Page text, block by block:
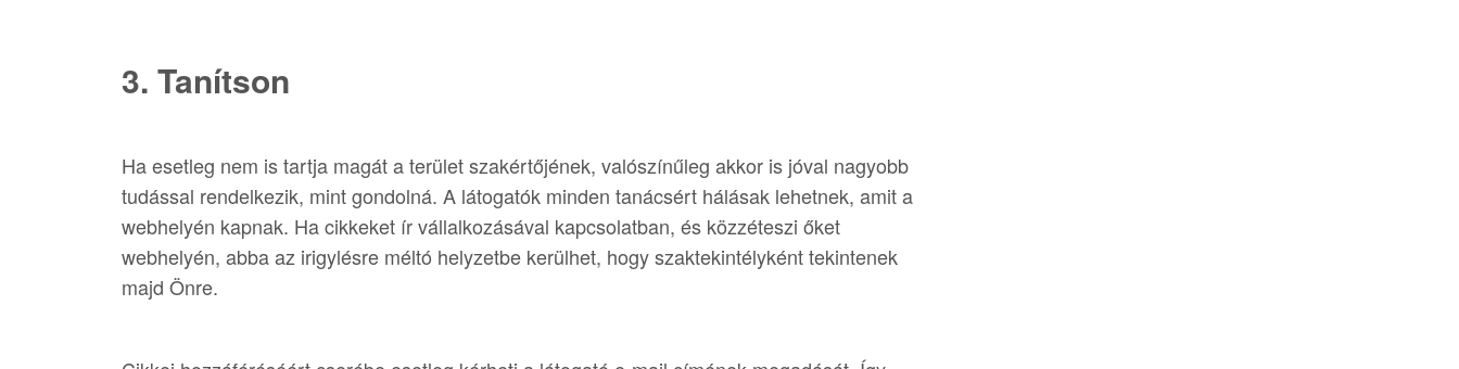
3. Tanítson
Ha esetleg nem is tartja magát a terület szakértőjének, valószínűleg akkor is jóval nagyobb
tudással rendelkezik, mint gondolná. A látogatók minden tanácsért hálásak lehetnek, amit a
webhelyén kapnak. Ha cikkeket ír vállalkozásával kapcsolatban, és közzéteszi őket
webhelyén, abba az irigylésre méltó helyzetbe kerülhet, hogy szaktekintélyként tekintenek
majd Önre.